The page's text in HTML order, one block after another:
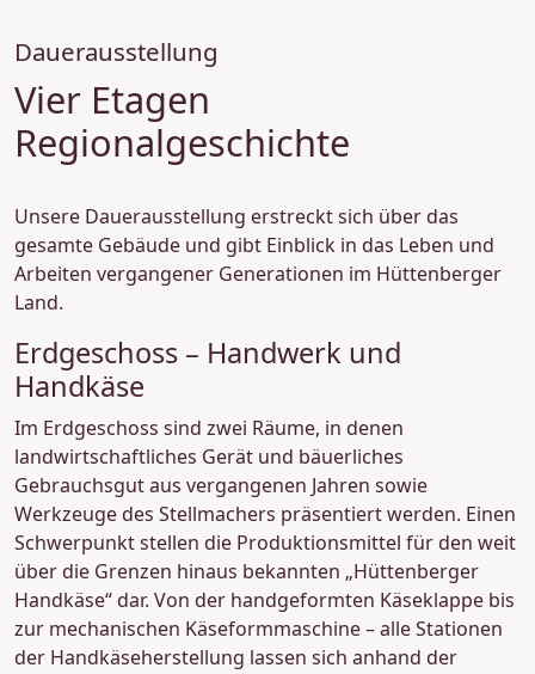
Dauerausstellung
Vier Etagen
Regionalgeschichte
Unsere Dauerausstellung erstreckt sich über das
gesamte Gebäude und gibt Einblick in das Leben und
Arbeiten vergangener Generationen im Hüttenberger
Land.
Erdgeschoss – Handwerk und
Handkäse
Im Erdgeschoss sind zwei Räume, in denen
landwirtschaftliches Gerät und bäuerliches
Gebrauchsgut aus vergangenen Jahren sowie
Werkzeuge des Stellmachers präsentiert werden. Einen
Schwerpunkt stellen die Produktionsmittel für den weit
über die Grenzen hinaus bekannten „Hüttenberger
Handkäse“ dar. Von der handgeformten Käseklappe bis
zur mechanischen Käseformmaschine – alle Stationen
der Handkäseherstellung lassen sich anhand der